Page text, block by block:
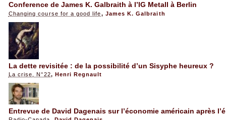
Conference de James K. Galbraith à l’IG Metall à Berlin
Changing course for a good life, James K. Galbraith
La dette revisitée : de la possibilité d’un Sisyphe heureux ?
La crise, N°22, Henri Regnault
Entrevue de David Dagenais sur l’économie américain après